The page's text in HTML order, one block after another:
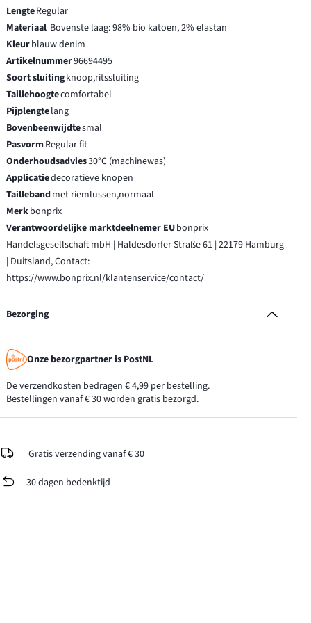
LengteRegular
Materiaal Bovenste laag: 98% bio katoen, 2% elastan
Kleurblauw denim
Artikelnummer96694495
Soort sluitingknoop,ritssluiting
Taillehoogtecomfortabel
Pijplengtelang
Bovenbeenwijdtesmal
PasvormRegular fit
Onderhoudsadvies30°C (machinewas)
Applicatiedecoratieve knopen
Taillebandmet riemlussen,normaal
Merkbonprix
Verantwoordelijke marktdeelnemer EUbonprix
Handelsgesellschaft mbH | Haldesdorfer Straße 61 | 22179 Hamburg
| Duitsland, Contact:
https://www.bonprix.nl/klantenservice/contact/
Bezorging
Onze bezorgpartner is PostNL
De verzendkosten bedragen € 4,99 per bestelling.
Bestellingen vanaf € 30 worden gratis bezorgd.
Gratis verzending vanaf € 30
30 dagen bedenktijd